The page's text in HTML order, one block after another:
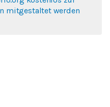
mitgestaltet werden